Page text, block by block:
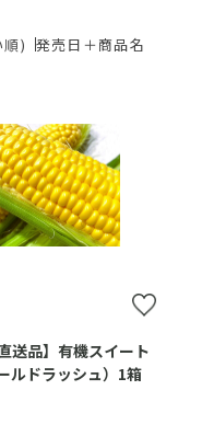
) 発売日＋商品名
送品】有機スイート
ルドラッシュ）1箱